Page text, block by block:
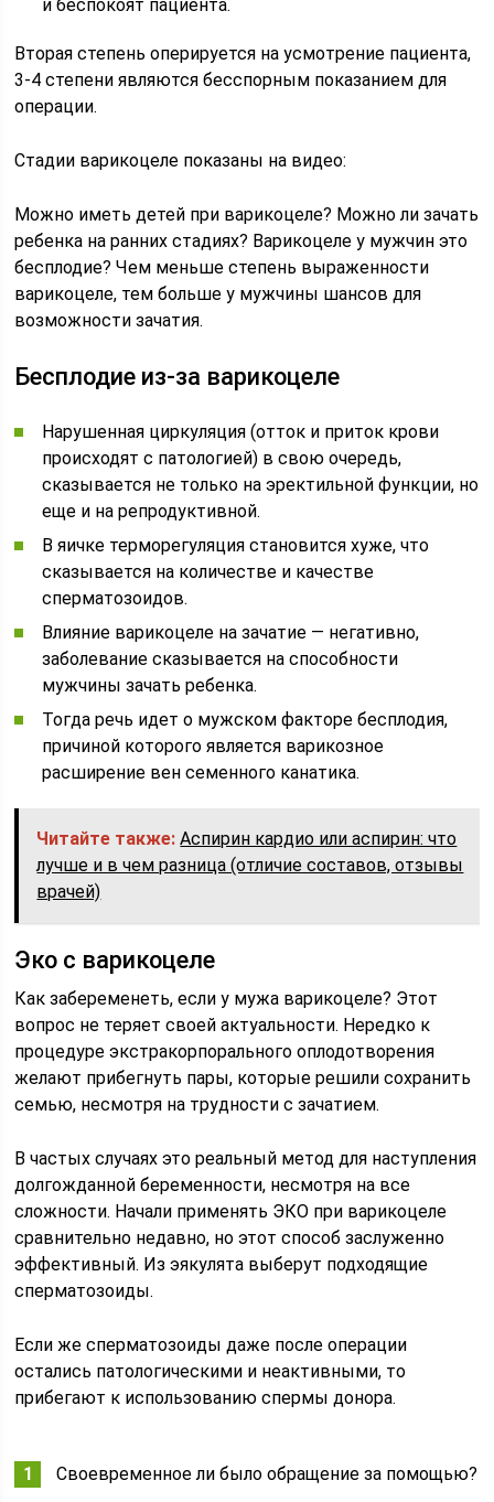
и беспокоят пациента.
Вторая степень оперируется на усмотрение пациента,
3-4 степени являются бесспорным показанием для
операции.
Стадии варикоцеле показаны на видео:
Можно иметь детей при варикоцеле? Можно ли зачать
ребенка на ранних стадиях? Варикоцеле у мужчин это
бесплодие? Чем меньше степень выраженности
варикоцеле, тем больше у мужчины шансов для
возможности зачатия.
Бесплодие из-за варикоцеле
Нарушенная циркуляция (отток и приток крови
происходят с патологией) в свою очередь,
сказывается не только на эректильной функции, но
еще и на репродуктивной.
В яичке терморегуляция становится хуже, что
сказывается на количестве и качестве
сперматозоидов.
Влияние варикоцеле на зачатие — негативно,
заболевание сказывается на способности
мужчины зачать ребенка.
Тогда речь идет о мужском факторе бесплодия,
причиной которого является варикозное
расширение вен семенного канатика.
Читайте также: Аспирин кардио или аспирин: что
лучше и в чем разница (отличие составов, отзывы
врачей)
Эко с варикоцеле
Как забеременеть, если у мужа варикоцеле? Этот
вопрос не теряет своей актуальности. Нередко к
процедуре экстракорпорального оплодотворения
желают прибегнуть пары, которые решили сохранить
семью, несмотря на трудности с зачатием.
В частых случаях это реальный метод для наступления
долгожданной беременности, несмотря на все
сложности. Начали применять ЭКО при варикоцеле
сравнительно недавно, но этот способ заслуженно
эффективный. Из эякулята выберут подходящие
сперматозоиды.
Если же сперматозоиды даже после операции
остались патологическими и неактивными, то
прибегают к использованию спермы донора.
Своевременное ли было обращение за помощью?